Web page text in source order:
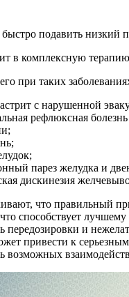
подавить низкий
в комплексную
при таких
с нарушенной
рефлюксная
парез желудка и
дискинезия
что правильный
способствует
передозировки и
привести к
возможных